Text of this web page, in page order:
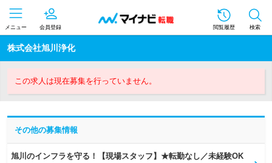
メニュー 会員登録 閲覧履歴 検索
株式会社旭川浄化
この求人は現在募集を行っていません。
その他の募集情報
旭川のインフラを守る！【現場スタッフ】★転勤なし／未経験OK